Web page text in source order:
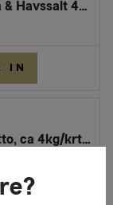
Kokosbite - Matcha & Havssalt 40g (24) EKO
IN
Pepperoni Monchetto, ca 4kg/krt ( Marrap )